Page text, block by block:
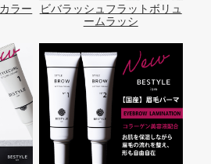
ラー
ビバラッシュフラットボリュ
ームラッシ